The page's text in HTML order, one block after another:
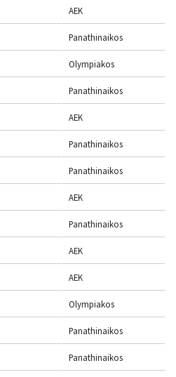
AEK
Panathinaikos
Olympiakos
Panathinaikos
AEK
Panathinaikos
Panathinaikos
AEK
Panathinaikos
AEK
AEK
Olympiakos
Panathinaikos
Panathinaikos